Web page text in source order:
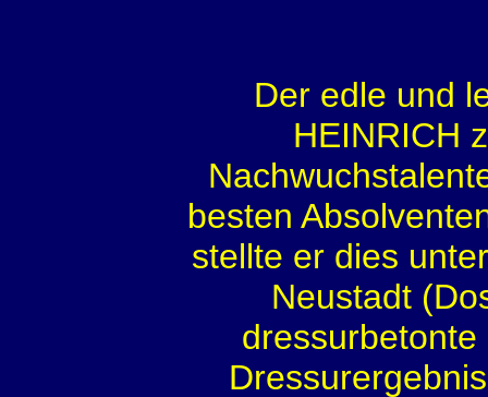
Der edle und
HEINRICH
besten
stellte er dies
Neustadt